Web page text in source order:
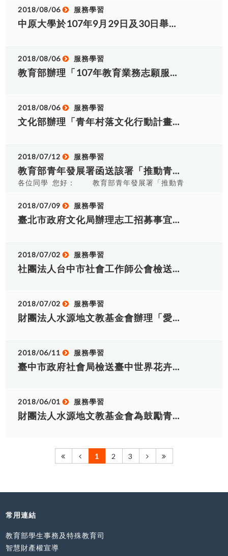
館 從台中市區出發：沿國光路或林森路往大里方向
轉德芳路一段→抵達大里樂活館附近有二家停車
場：益民國小地下停車場（步行約4分鐘），停車費
發、李欣玟、周詩雯、蔡佩伶、蔡芷娟、陳育潔 第
三名：觀光一乙 李婉慈、林佳欣、王御嘉、劉柏
君、陳威佑 佳作：國企一乙 林采妍、鍾尚軒 佳
一甲 晨瑋鈞、李冠毅、林佳正 第二名：行流四
乙 吳孟薇、蕭涵云、吳芊穎、葉心郁 第三名：人
作：電機二甲 李亞峻、黃建龍、王育綸、蔡東
佑、張崇誠
外，也歡迎外籍學生加入到服務的行列，讓新住民
的志工服務可以更蓬勃的發展， 也讓臺中市更加地
溫暖!!! 採線上、電郵(請來電確認)或親至協會報
https://docs.google.com/forms/d/e/
c=0&w=1 紙本報
名：/shareFile/file/16/62/5gcdt4ahn.pdf 有任何
2018/08/06 服務學習
中原大學於107年9月29日及30日舉辦「服務學習．練功場－107-1學期志工基礎及特殊訓練研習營」，敬邀本校有意願師生踴躍報名參加。
2018/08/06 服務學習
教育部辦理「107年教育業務志願服務獎勵實施計畫」，敬邀本校各單位符合前開計畫條件者踴躍報名參加。
2018/08/06 服務學習
文化部辦理「青年村落文化行動計畫」提案培力暨說明會簡章乙份，敬邀本校有意願師生報名參加。
2018/07/12 服務學習
教育部青年發展署函送該署「推動青年從事海外長期志工計畫」相關訊息，敬邀本校學生踴躍申請。
各位同學 您好： 教育部青年發展署「推動青
走臺灣，以長期蹲點方式，深入參與海外志願服
務，拓展個人視野，並養成國際關懷及具備行動實
踐力。 上揭計畫（第三階段）申請期限至本
方式及應備文件節錄如下： 補助對象：18歲至35歲
具中華民國國籍，且領有志願服務紀錄冊之青年。
申請時間：執行期間為本年9至11月者，於本年7月
方式：採現上併同書面方式申辦。 線上：先至青年
海外和平工作團網站(http://yopc.yda.gov.tw)填載
費、保險費及部分生活費。 補助額度：本補助款係
部分補助，每人最高補助18萬元，若為弱勢家庭青
年、原住民青年、新住民(子女)青年，得衡酌實際狀
站查詢，若有其他問題，歡迎逕洽本案聯絡人林嫚
媞(電話:02-77365526)
2018/07/09 服務學習
臺北市政府文化局辦理志工招募事宜，敬邀本校有意願學生報名參加。
2018/07/02 服務學習
社團法人台中市社會工作師公會檢送該會志工招募簡章，敬邀本校有意願學生報名參加。
2018/07/02 服務學習
財團法人水源地文教基金會辦理「愛要大聲說˙2018中部地區青少年及青年志工暨服務學習成果發表」活動，敬邀本校有意願師生報名參加。
2018/06/11 服務學習
臺中市政府社會局檢送臺中世界花卉博覽會客服組志工（口譯服務）招募簡章ㄧ份，敬邀本校有意願學生報名。
2018/06/01 服務學習
財團法人水源地文教基金會為鼓勵青年志工投入志願服務行列，於107年7月至8月期間辦理「2018青春仲夏愛服務-青年志工服務系列活動」，敬邀本校有意願學生報名參加...
1 2 3
常用連結
教育部學生事務及特殊教育司
智慧財產權宣導